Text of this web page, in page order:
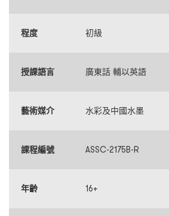
程度 初級
授課語言 廣東話 輔以英語
藝術媒介 水彩及中國水墨
課程編號 ASSC-2175B-R
年齡 16+